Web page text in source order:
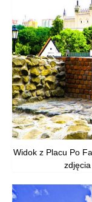
Widok z Placu Po